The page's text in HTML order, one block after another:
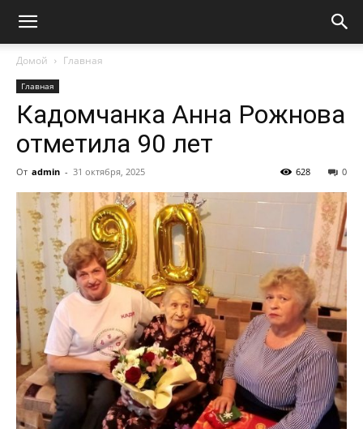
Домой Главная
Главная
Кадомчанка Анна Рожнова
отметила 90 лет
От admin - 31 октября, 2025 0
628